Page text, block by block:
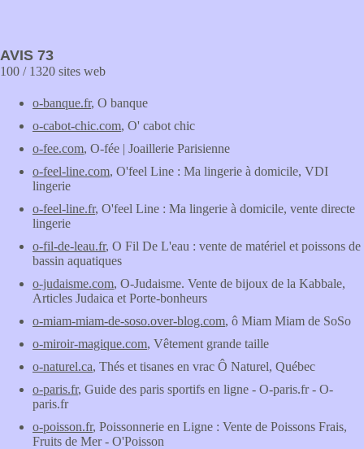
AVIS 73
100 / 1320 sites web
o-banque.fr, O banque
o-cabot-chic.com, O' cabot chic
o-fee.com, O-fée | Joaillerie Parisienne
o-feel-line.com, O'feel Line : Ma lingerie à domicile, VDI
lingerie
o-feel-line.fr, O'feel Line : Ma lingerie à domicile, vente directe
lingerie
o-fil-de-leau.fr, O Fil De L'eau : vente de matériel et poissons de
bassin aquatiques
o-judaisme.com, O-Judaisme. Vente de bijoux de la Kabbale,
Articles Judaica et Porte-bonheurs
o-miam-miam-de-soso.over-blog.com, ô Miam Miam de SoSo
o-miroir-magique.com, Vêtement grande taille
o-naturel.ca, Thés et tisanes en vrac Ô Naturel, Québec
o-paris.fr, Guide des paris sportifs en ligne - O-paris.fr - O-
paris.fr
o-poisson.fr, Poissonnerie en Ligne : Vente de Poissons Frais,
Fruits de Mer - O'Poisson